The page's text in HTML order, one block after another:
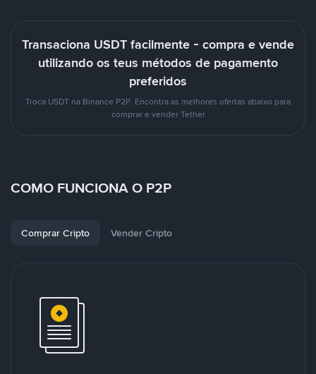
Transaciona USDT facilmente - compra e vende
utilizando os teus métodos de pagamento
preferidos
Troca USDT na Binance P2P. Encontra as melhores ofertas abaixo para
comprar e vender Tether
COMO FUNCIONA O P2P
Comprar Cripto Vender Cripto